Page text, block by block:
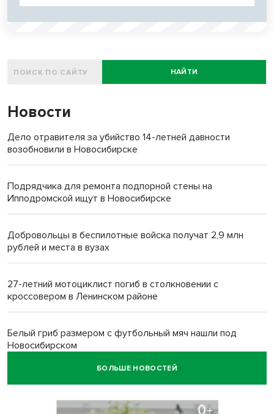
НАЙТИ
Новости
Дело отравителя за убийство 14-летней давности
возобновили в Новосибирске
Подрядчика для ремонта подпорной стены на
Ипподромской ищут в Новосибирске
Добровольцы в беспилотные войска получат 2,9 млн
рублей и места в вузах
27-летний мотоциклист погиб в столкновении с
кроссовером в Ленинском районе
Белый гриб размером с футбольный мяч нашли под
Новосибирском
Спортсмены Новосибирска сдали почти 15 литров крови
БОЛЬШЕ НОВОСТЕЙ